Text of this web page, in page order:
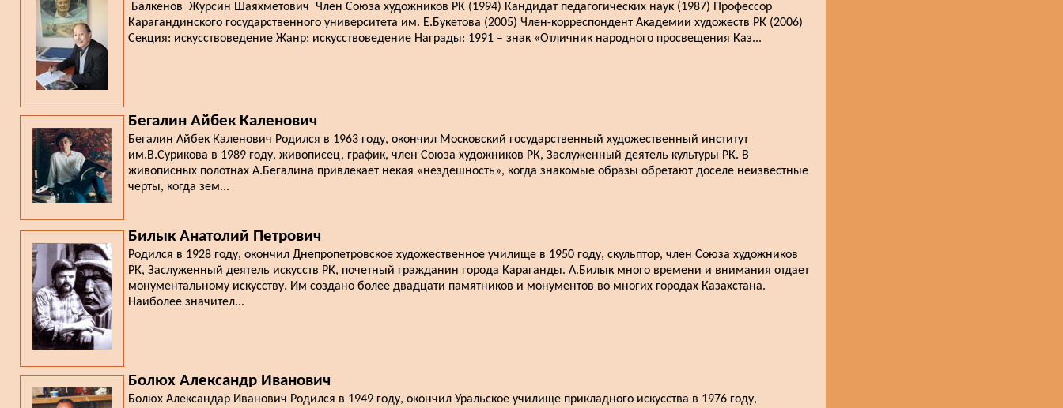
Балкенов Журсин Шаяхметович Член Союза художников РК (1994) Кандидат педагогических наук (1987) Профессор
Карагандинского государственного университета им. Е.Букетова (2005) Член-корреспондент Академии художеств РК (2006)
Секция: искусствоведение Жанр: искусствоведение Награды: 1991 – знак «Отличник народного просвещения Каз...
Бегалин Айбек Каленович
Бегалин Айбек Каленович Родился в 1963 году, окончил Московский государственный художественный институт
им.В.Сурикова в 1989 году, живописец, график, член Союза художников РК, Заслуженный деятель культуры РК. В
живописных полотнах А.Бегалина привлекает некая «нездешность», когда знакомые образы обретают доселе неизвестные
черты, когда зем...
Билык Анатолий Петрович
Родился в 1928 году, окончил Днепропетровское художественное училище в 1950 году, скульптор, член Союза художников
РК, Заслуженный деятель искусств РК, почетный гражданин города Караганды. А.Билык много времени и внимания отдает
монументальному искусству. Им создано более двадцати памятников и монументов во многих городах Казахстана.
Наиболее значител...
Болюх Александр Иванович
Болюх Александар Иванович Родился в 1949 году, окончил Уральское училище прикладного искусства в 1976 году,